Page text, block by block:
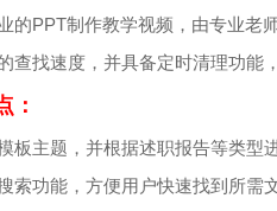
的PPT制作教学视频，由专业老
查找速度，并具备定时清理功能
：
板主题，并根据述职报告等类型
索功能，方便用户快速找到所需